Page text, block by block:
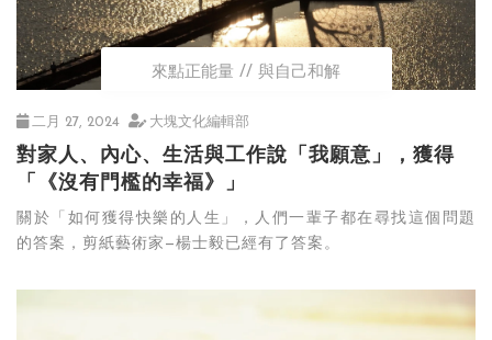
來點正能量 與自己和解
二月 27, 2024 大塊文化編輯部
對家人、內心、生活與工作說「我願意」，獲得
「《沒有門檻的幸福》」
關於「如何獲得快樂的人生」，人們一輩子都在尋找這個問題
的答案，剪紙藝術家—楊士毅已經有了答案。